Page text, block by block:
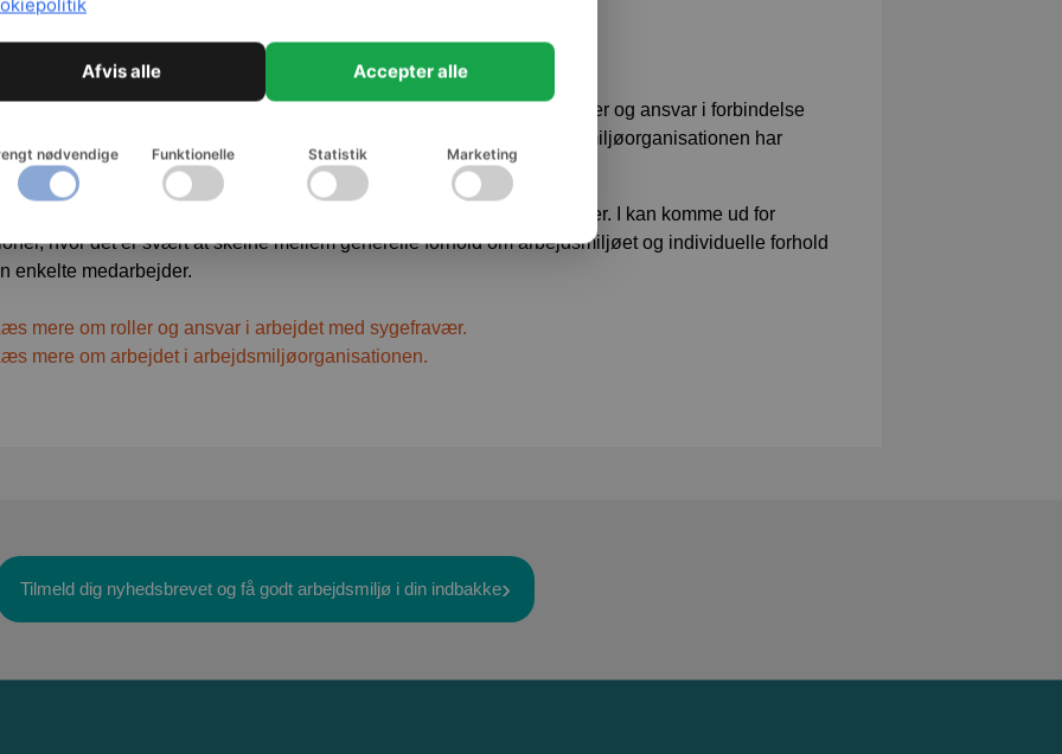
aftalerne samt vejledninger til, hvordan de skal anvendes.
styr på roller og ansvar
vigtigt at skelne mellem ledelsens og arbejdsmiljøorganisationens roller og ansvar i forbindelse
sygefravær: Ledelsen har det konkrete personaleansvar, mens arbejdsmiljøorganisationen har
for det generelle arbejdsmiljø.
er der en gråzone mellem arbejdsmiljøgruppens og lederens opgaver. I kan komme ud for
hvor det er svært at skelne mellem generelle forhold om arbejdsmiljøet og individuelle forhold
enkelte medarbejder.
mere om roller og ansvar i arbejdet med sygefravær.
mere om arbejdet i arbejdsmiljøorganisationen.
Tilmeld dig nyhedsbrevet og få godt arbejdsmiljø i din indbakke
Afvis alle Accepter alle
nødvendige Funktionelle Statistik Marketing